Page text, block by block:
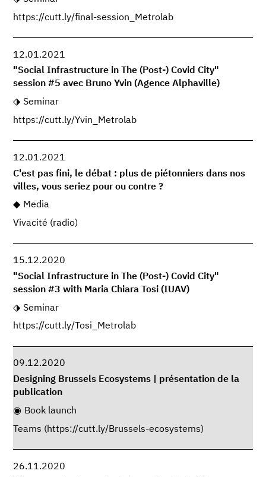
https://cutt.ly/final-session_Metrolab
12.01.2021
"Social Infrastructure in The (Post-) Covid City"
session #5 avec Bruno Yvin (Agence Alphaville)
Seminar
https://cutt.ly/Yvin_Metrolab
12.01.2021
C'est pas fini, le débat : plus de piétonniers dans nos
villes, vous seriez pour ou contre ?
Media
Vivacité (radio)
15.12.2020
"Social Infrastructure in The (Post-) Covid City"
session #3 with Maria Chiara Tosi (IUAV)
Seminar
https://cutt.ly/Tosi_Metrolab
09.12.2020
Designing Brussels Ecosystems | présentation de la
publication
Book launch
Teams (https://cutt.ly/Brussels-ecosystems)
26.11.2020